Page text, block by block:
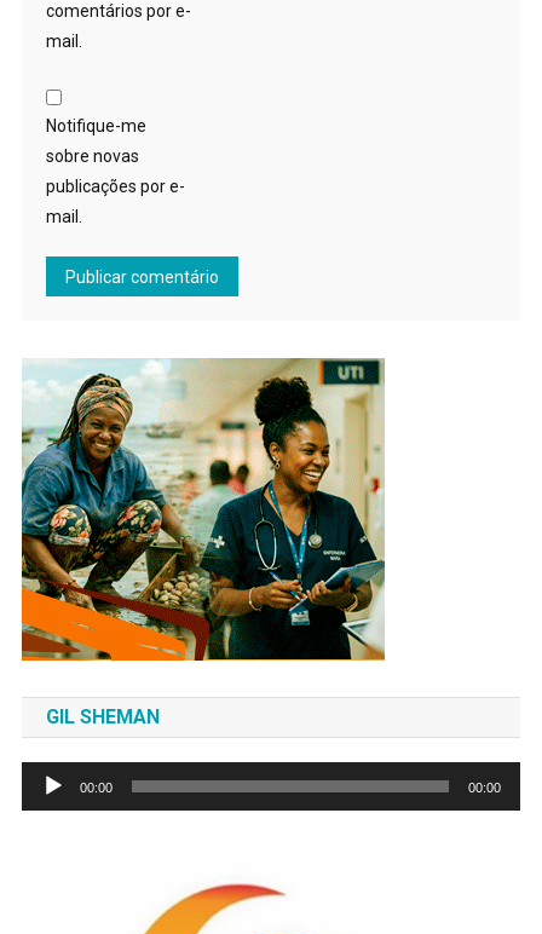
comentários por e-
mail.
Notifique-me
sobre novas
publicações por e-
mail.
GIL SHEMAN
Tocador
00:00 00:00